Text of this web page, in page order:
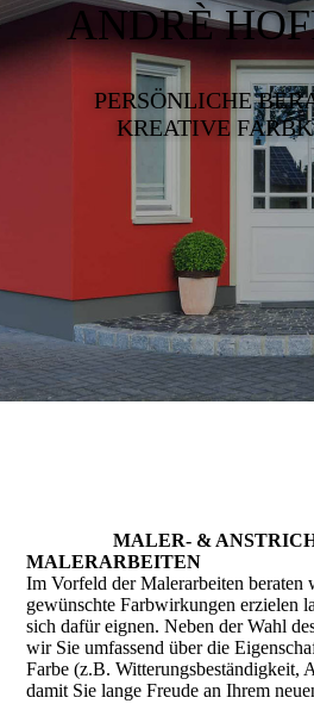
ANDRÈ
PERSÖNLICHE
KREATIVE
MALER- &
MALERARBEITEN
Im Vorfeld der Malerarbeiten beraten
gewünschte Farbwirkungen erzielen
sich dafür eignen. Neben der Wahl
wir Sie umfassend über die
Farbe (z.B. Witterungsbeständigkeit,
damit Sie lange Freude an Ihrem